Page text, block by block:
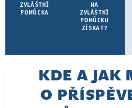
KARIÉRA
KONTAKTY
ZVLÁŠTNÍ
POMŮCKA
NA
ZVLÁŠTNÍ
POMŮCKU
ZÍSKAT?
KDE A JAK
O